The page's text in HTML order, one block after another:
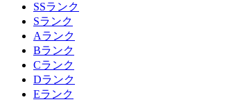
SSランク
Sランク
Aランク
Bランク
Cランク
Dランク
Eランク